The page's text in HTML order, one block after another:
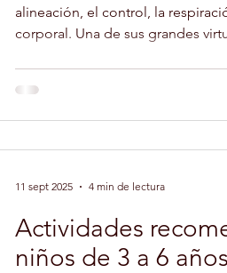
Y FITNESS
NUTRICIÓN INFANTIL
TERAPIA ASISTIDA CON
CULTURA PELUQUERÍA
alineación, el control, la
corporal. Una de sus grandes
obtener beneficios. Sin embargo,
esencial que el monitor
Actividades
niños de 3 a 6 años
11 sept 2025 4 min de lectura